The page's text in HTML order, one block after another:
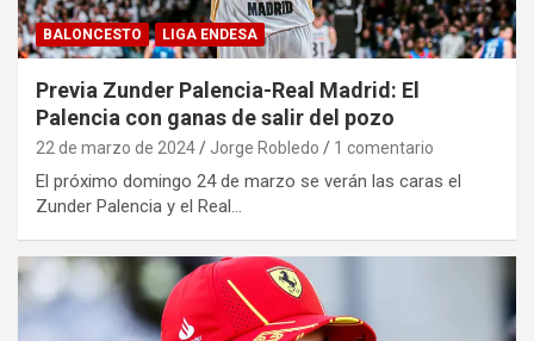
BALONCESTO LIGA ENDESA
Previa Zunder Palencia-Real Madrid: El
Palencia con ganas de salir del pozo
22 de marzo de 2024 Jorge Robledo 1 comentario
El próximo domingo 24 de marzo se verán las caras el
Zunder Palencia y el Real…